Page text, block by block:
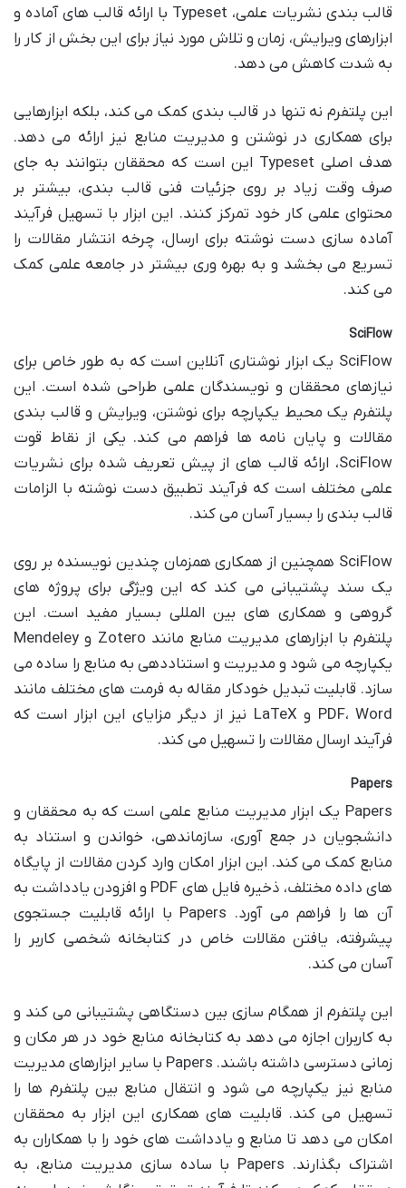
قالب بندی نشریات علمی، Typeset با ارائه قالب های آماده و
ابزارهای ویرایش، زمان و تلاش مورد نیاز برای این بخش از کار را
به شدت کاهش می دهد.
این پلتفرم نه تنها در قالب بندی کمک می کند، بلکه ابزارهایی
برای همکاری در نوشتن و مدیریت منابع نیز ارائه می دهد.
هدف اصلی Typeset این است که محققان بتوانند به جای
صرف وقت زیاد بر روی جزئیات فنی قالب بندی، بیشتر بر
محتوای علمی کار خود تمرکز کنند. این ابزار با تسهیل فرآیند
آماده سازی دست نوشته برای ارسال، چرخه انتشار مقالات را
تسریع می بخشد و به بهره وری بیشتر در جامعه علمی کمک
می کند.
SciFlow
SciFlow یک ابزار نوشتاری آنلاین است که به طور خاص برای
نیازهای محققان و نویسندگان علمی طراحی شده است. این
پلتفرم یک محیط یکپارچه برای نوشتن، ویرایش و قالب بندی
مقالات و پایان نامه ها فراهم می کند. یکی از نقاط قوت
SciFlow، ارائه قالب های از پیش تعریف شده برای نشریات
علمی مختلف است که فرآیند تطبیق دست نوشته با الزامات
قالب بندی را بسیار آسان می کند.
SciFlow همچنین از همکاری همزمان چندین نویسنده بر روی
یک سند پشتیبانی می کند که این ویژگی برای پروژه های
گروهی و همکاری های بین المللی بسیار مفید است. این
پلتفرم با ابزارهای مدیریت منابع مانند Zotero و Mendeley
یکپارچه می شود و مدیریت و استناددهی به منابع را ساده می
سازد. قابلیت تبدیل خودکار مقاله به فرمت های مختلف مانند
PDF، Word و LaTeX نیز از دیگر مزایای این ابزار است که
فرآیند ارسال مقالات را تسهیل می کند.
Papers
Papers یک ابزار مدیریت منابع علمی است که به محققان و
دانشجویان در جمع آوری، سازماندهی، خواندن و استناد به
منابع کمک می کند. این ابزار امکان وارد کردن مقالات از پایگاه
های داده مختلف، ذخیره فایل های PDF و افزودن یادداشت به
آن ها را فراهم می آورد. Papers با ارائه قابلیت جستجوی
پیشرفته، یافتن مقالات خاص در کتابخانه شخصی کاربر را
آسان می کند.
این پلتفرم از همگام سازی بین دستگاهی پشتیبانی می کند و
به کاربران اجازه می دهد به کتابخانه منابع خود در هر مکان و
زمانی دسترسی داشته باشند. Papers با سایر ابزارهای مدیریت
منابع نیز یکپارچه می شود و انتقال منابع بین پلتفرم ها را
تسهیل می کند. قابلیت های همکاری این ابزار به محققان
امکان می دهد تا منابع و یادداشت های خود را با همکاران به
اشتراک بگذارند. Papers با ساده سازی مدیریت منابع، به